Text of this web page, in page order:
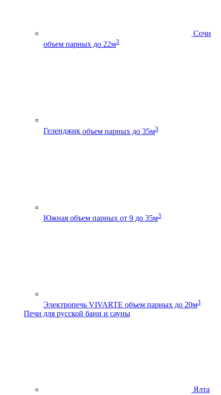
Сочи
объем парных до 22м3
Геленджик объем парных до 35м3
Южная объем парных от 9 до 35м3
Электропечь VIVARTE объем парных до 20м3
Печи для русской бани и сауны
Ялта